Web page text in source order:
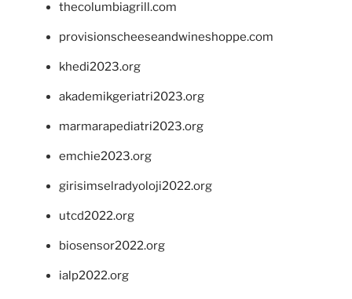
thecolumbiagrill.com
provisionscheeseandwineshoppe.com
khedi2023.org
akademikgeriatri2023.org
marmarapediatri2023.org
emchie2023.org
girisimselradyoloji2022.org
utcd2022.org
biosensor2022.org
ialp2022.org